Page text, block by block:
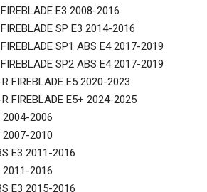
E3 2008-2016
SP E3 2014-2016
SP1 ABS E4 2017-2019
SP2 ABS E4 2017-2019
FIREBLADE E5 2020-2023
FIREBLADE E5+ 2024-2025
2004-2006
2007-2010
E3 2011-2016
2011-2016
E3 2015-2016